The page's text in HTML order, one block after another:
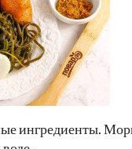
ингредиенты.